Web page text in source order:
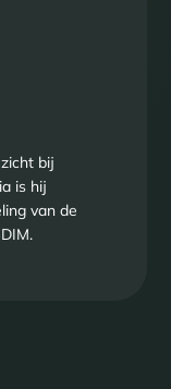
bij
is hij
van de